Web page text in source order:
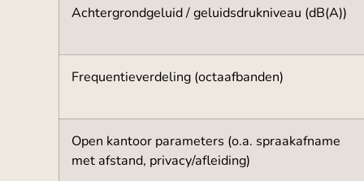
Achtergrondgeluid / geluidsdrukniveau (dB(A))
Frequentieverdeling (octaafbanden)
Open kantoor parameters (o.a. spraakafname
met afstand, privacy/afleiding)